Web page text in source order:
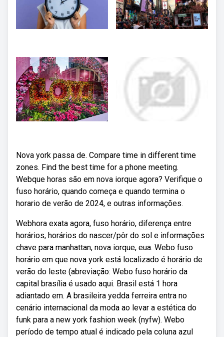
Nova york passa de. Compare time in different time
zones. Find the best time for a phone meeting.
Webque horas são em nova iorque agora? Verifique o
fuso horário, quando começa e quando termina o
horario de verão de 2024, e outras informações.
Webhora exata agora, fuso horário, diferença entre
horários, horários do nascer/pôr do sol e informações
chave para manhattan, nova iorque, eua. Webo fuso
horário em que nova york está localizado é horário de
verão do leste (abreviação: Webo fuso horário da
capital brasília é usado aqui. Brasil está 1 hora
adiantado em. A brasileira yedda ferreira entra no
cenário internacional da moda ao levar a estética do
funk para a new york fashion week (nyfw). Webo
período de tempo atual é indicado pela coluna azul